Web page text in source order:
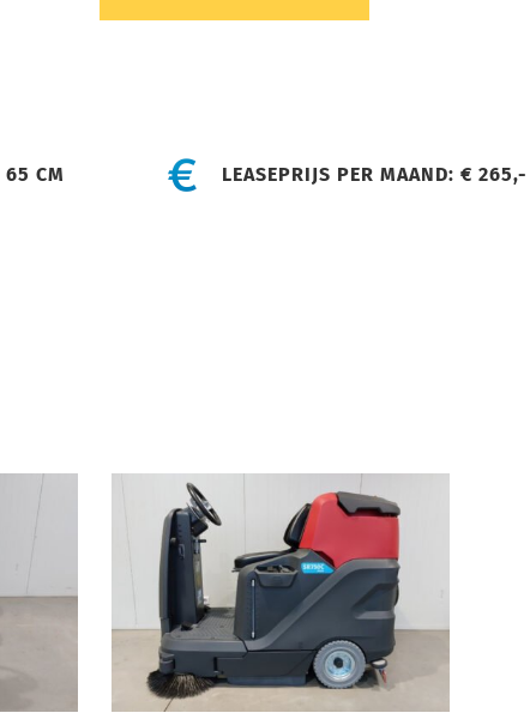
65 CM LEASEPRIJS PER MAAND: € 265,-